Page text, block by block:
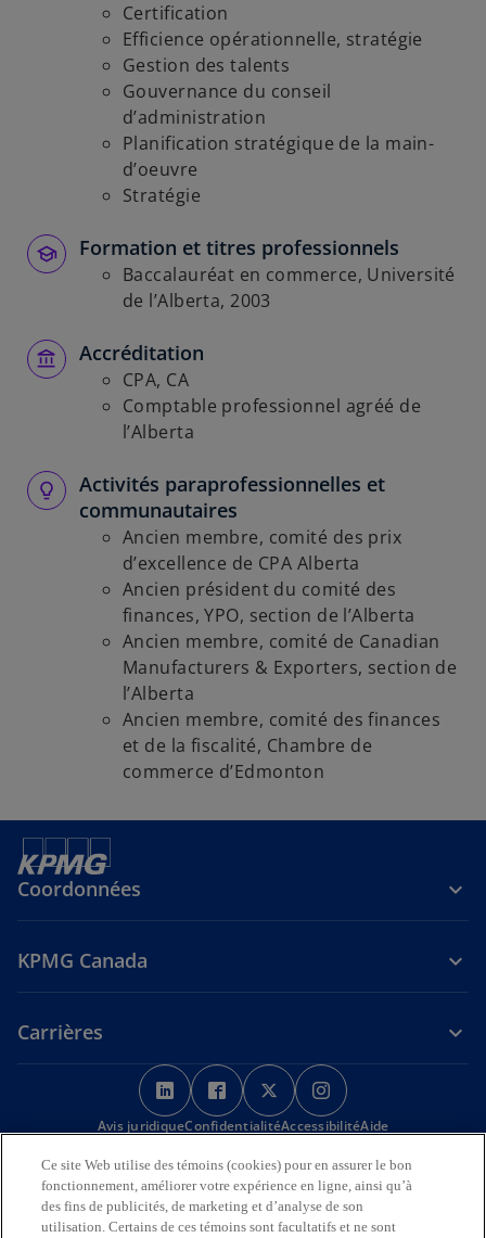
Certification
Efficience opérationnelle, stratégie
Gestion des talents
Gouvernance du conseil
d’administration
Planification stratégique de la main-
d’oeuvre
Stratégie
Formation et titres professionnels
Baccalauréat en commerce, Université
de l’Alberta, 2003
Accréditation
CPA, CA
Comptable professionnel agréé de
l’Alberta
Activités paraprofessionnelles et
communautaires
Ancien membre, comité des prix
d’excellence de CPA Alberta
Ancien président du comité des
finances, YPO, section de l’Alberta
Ancien membre, comité de Canadian
Manufacturers & Exporters, section de
l’Alberta
Ancien membre, comité des finances
et de la fiscalité, Chambre de
commerce d’Edmonton
Coordonnées
KPMG Canada
Carrières
s
’
o
v
r
e
s
’
o
u
v
r
e
s
’
o
v
r
e
’
o
v
r
e
Avis juridiqueConfidentialitéAccessibilitéAide
Nous reconnaissons en toute déférence que les bureaux de KPMG
sur l’Île de la Tortue (Amérique du Nord) sont situés sur les
territoires traditionnels, visés par traité et non cédés des Premières
Nations, des Inuits et des Métis.
Ce site Web utilise des témoins (cookies) pour en assurer le bon
fonctionnement, améliorer votre expérience en ligne, ainsi qu’à
des fins de publicités, de marketing et d’analyse de son
utilisation. Certains de ces témoins sont facultatifs et ne sont